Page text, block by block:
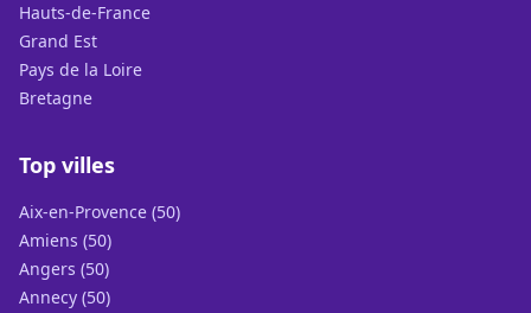
Hauts-de-France
Grand Est
Pays de la Loire
Bretagne
Top villes
Aix-en-Provence (50)
Amiens (50)
Angers (50)
Annecy (50)